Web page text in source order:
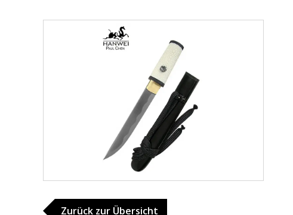
Zurück zur Übersicht